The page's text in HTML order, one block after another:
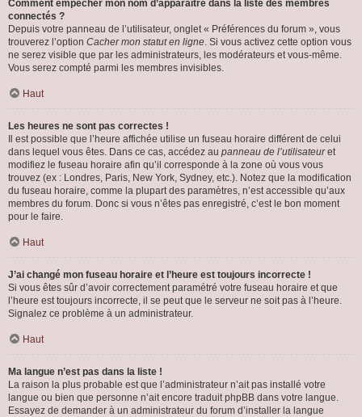
Comment empêcher mon nom d’apparaître dans la liste des membres
connectés ?
Depuis votre panneau de l’utilisateur, onglet « Préférences du forum », vous
trouverez l’option Cacher mon statut en ligne. Si vous activez cette option vous
ne serez visible que par les administrateurs, les modérateurs et vous-même.
Vous serez compté parmi les membres invisibles.
Haut
Les heures ne sont pas correctes !
Il est possible que l’heure affichée utilise un fuseau horaire différent de celui
dans lequel vous êtes. Dans ce cas, accédez au panneau de l’utilisateuret
modifiez le fuseau horaire afin qu’il corresponde à la zone où vous vous
trouvez (ex : Londres, Paris, New York, Sydney, etc.). Notez que la modification
du fuseau horaire, comme la plupart des paramètres, n’est accessible qu’aux
membres du forum. Donc si vous n’êtes pas enregistré, c’est le bon moment
pour le faire.
Haut
J’ai changé mon fuseau horaire et l’heure est toujours incorrecte !
Si vous êtes sûr d’avoir correctement paramétré votre fuseau horaire et que
l’heure est toujours incorrecte, il se peut que le serveur ne soit pas à l’heure.
Signalez ce problème à un administrateur.
Haut
Ma langue n’est pas dans la liste !
La raison la plus probable est que l’administrateur n’ait pas installé votre
langue ou bien que personne n’ait encore traduit phpBB dans votre langue.
Essayez de demander à un administrateur du forum d’installer la langue